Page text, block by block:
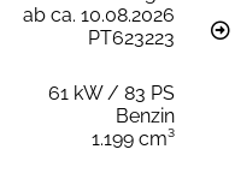
ab ca. 10.08.2026
PT623223
61 kW / 83 PS
Benzin
1.199 cm³